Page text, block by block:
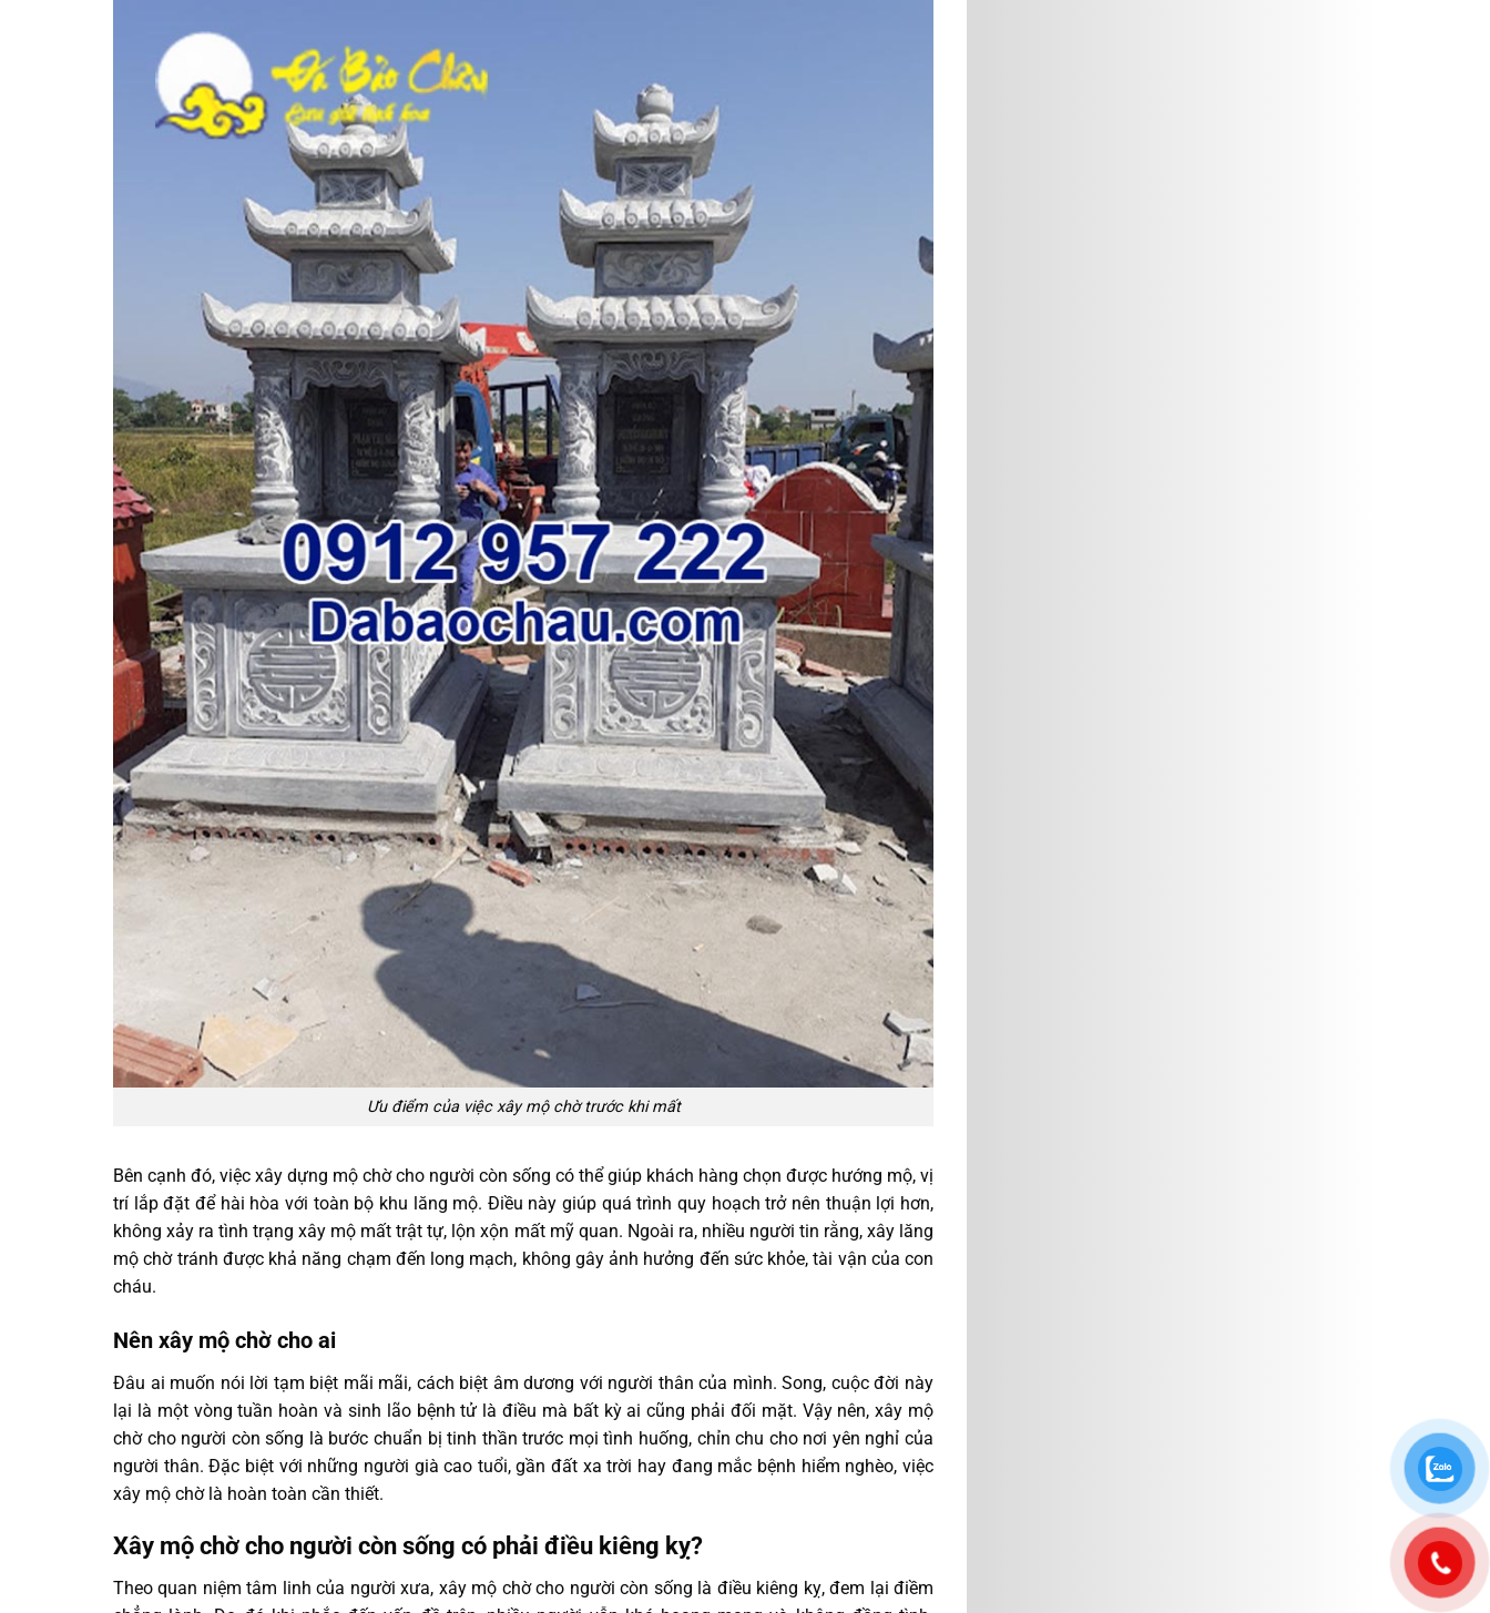
Ưu điểm của việc xây mộ chờ trước khi mất
Bên cạnh đó, việc xây dựng mộ chờ cho người còn sống có thể giúp khách hàng chọn được hướng mộ, vị
trí lắp đặt để hài hòa với toàn bộ khu lăng mộ. Điều này giúp quá trình quy hoạch trở nên thuận lợi hơn,
không xảy ra tình trạng xây mộ mất trật tự, lộn xộn mất mỹ quan. Ngoài ra, nhiều người tin rằng, xây lăng
mộ chờ tránh được khả năng chạm đến long mạch, không gây ảnh hưởng đến sức khỏe, tài vận của con
cháu.
Nên xây mộ chờ cho ai
Đâu ai muốn nói lời tạm biệt mãi mãi, cách biệt âm dương với người thân của mình. Song, cuộc đời này
lại là một vòng tuần hoàn và sinh lão bệnh tử là điều mà bất kỳ ai cũng phải đối mặt. Vậy nên, xây mộ
chờ cho người còn sống là bước chuẩn bị tinh thần trước mọi tình huống, chỉn chu cho nơi yên nghỉ của
người thân. Đặc biệt với những người già cao tuổi, gần đất xa trời hay đang mắc bệnh hiểm nghèo, việc
xây mộ chờ là hoàn toàn cần thiết.
Xây mộ chờ cho người còn sống có phải điều kiêng kỵ?
Theo quan niệm tâm linh của người xưa, xây mộ chờ cho người còn sống là điều kiêng kỵ, đem lại điềm